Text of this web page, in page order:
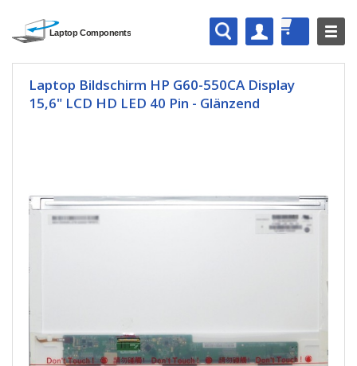
Laptop Bildschirm HP G60-550CA Display
15,6" LCD HD LED 40 Pin - Glänzend